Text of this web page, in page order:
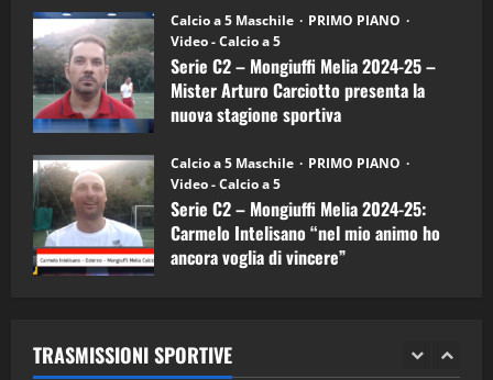
Calcio a 5 Maschile
PRIMO PIANO
Video - Calcio a 5
Serie C2 – Mongiuffi Melia 2024-25 –
Mister Arturo Carciotto presenta la
nuova stagione sportiva
Calcio a 5 Maschile
PRIMO PIANO
Video - Calcio a 5
Serie C2 – Mongiuffi Melia 2024-25:
Carmelo Intelisano “nel mio animo ho
ancora voglia di vincere”
TRASMISSIONI SPORTIVE
5
“SportEmpire” in Podcast: 26^ Puntata
(Martedi 07 Aprile 2026)
08/04/2026
1
“SportEmpire” in Podcast: 30^ Puntata
(Martedi 05 Maggio 2026)
08/05/2026
2 28/04/2026